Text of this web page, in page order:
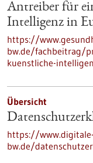
Antreiber für
Intelligenz in
https://
bw.de/fachbeitrag/
kuenstliche-
Übersicht
https://
bw.de/